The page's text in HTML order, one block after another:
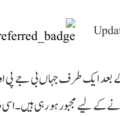
بعد ایک طرف جہاں بی جے پی
کے لیے مجبور ہو رہی ہیں۔